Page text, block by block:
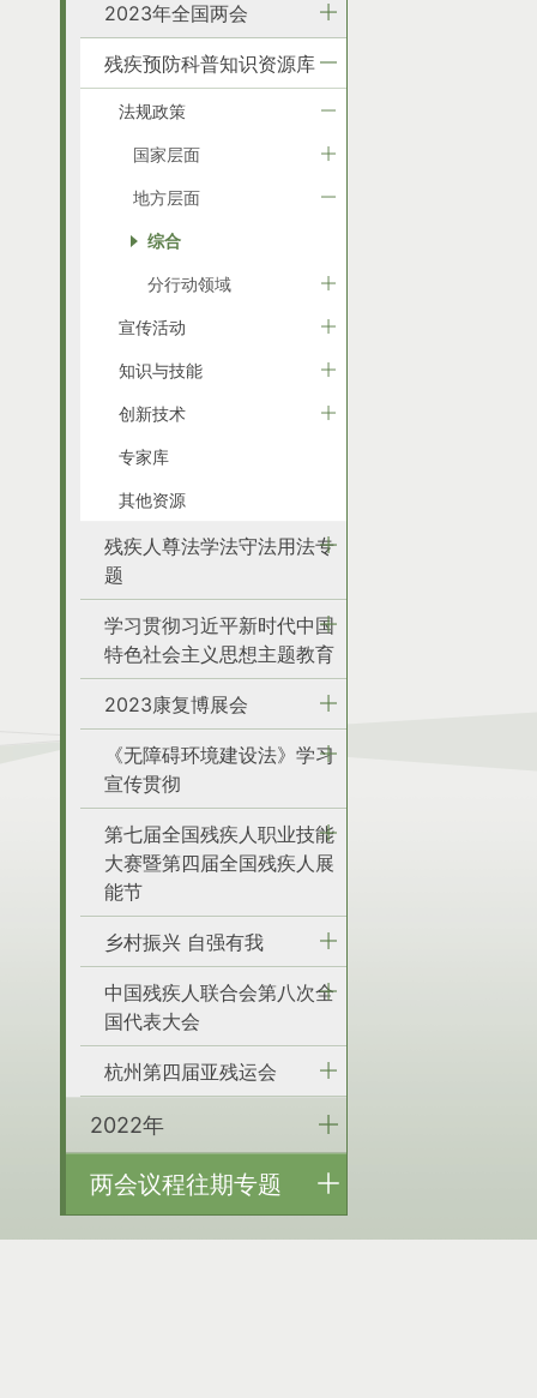
2023年全国两会
残疾预防科普知识资源库
法规政策
国家层面
地方层面
综合
分行动领域
宣传活动
知识与技能
创新技术
专家库
其他资源
残疾人尊法学法守法用法专
题
学习贯彻习近平新时代中国
特色社会主义思想主题教育
2023康复博展会
《无障碍环境建设法》学习
宣传贯彻
第七届全国残疾人职业技能
大赛暨第四届全国残疾人展
能节
乡村振兴 自强有我
中国残疾人联合会第八次全
国代表大会
杭州第四届亚残运会
2022年
两会议程往期专题